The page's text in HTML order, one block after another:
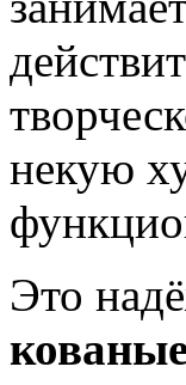
некую
Это